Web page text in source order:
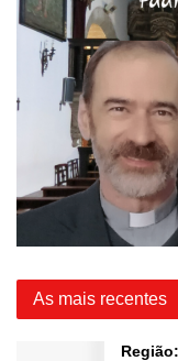
As mais recentes